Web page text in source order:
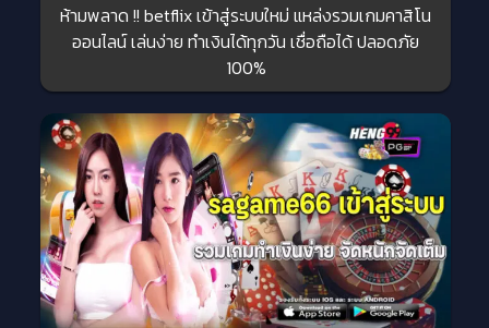
ห้ามพลาด !! betflix เข้าสู่ระบบใหม่ แหล่งรวมเกมคาสิโน
ออนไลน์ เล่นง่าย ทำเงินได้ทุกวัน เชื่อถือได้ ปลอดภัย
100%